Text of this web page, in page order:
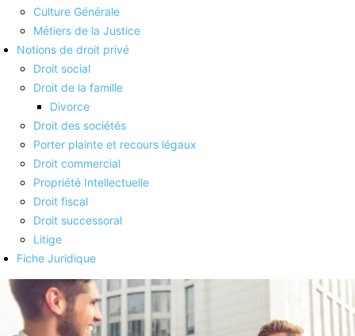
Culture Générale
Métiers de la Justice
Notions de droit privé
Droit social
Droit de la famille
Divorce
Droit des sociétés
Porter plainte et recours légaux
Droit commercial
Propriété Intellectuelle
Droit fiscal
Droit successoral
Litige
Fiche Juridique